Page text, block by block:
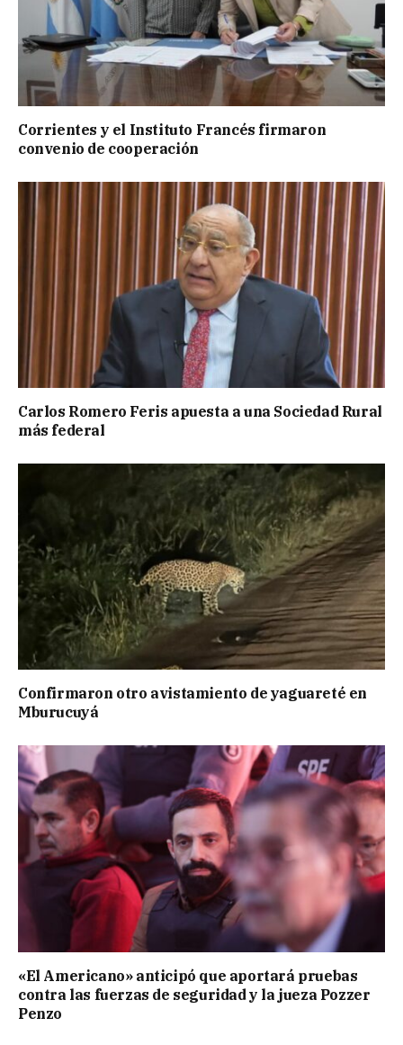
Corrientes y el Instituto Francés firmaron
convenio de cooperación
Carlos Romero Feris apuesta a una Sociedad Rural
más federal
Confirmaron otro avistamiento de yaguareté en
Mburucuyá
«El Americano» anticipó que aportará pruebas
contra las fuerzas de seguridad y la jueza Pozzer
Penzo